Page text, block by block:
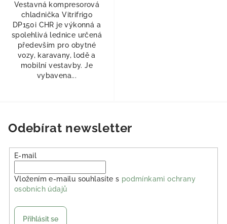
Vestavná kompresorová
chladnička Vitrifrigo
DP150i CHR je výkonná a
spolehlivá lednice určená
především pro obytné
vozy, karavany, lodě a
mobilní vestavby. Je
vybavena...
Odebírat newsletter
E-mail
Vložením e-mailu souhlasíte s podmínkami ochrany
osobních údajů
Přihlásit se